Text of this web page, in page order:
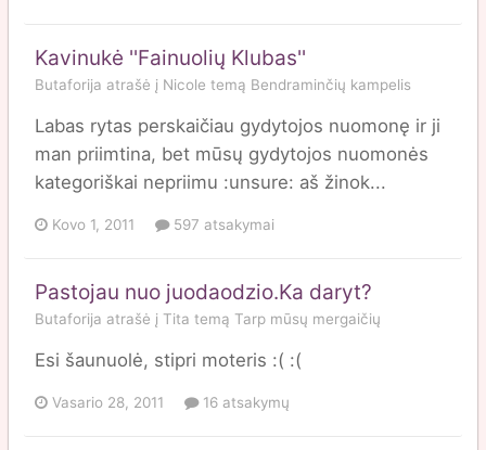
Kavinukė ''Fainuolių Klubas''
Butaforija atrašė į Nicole temą Bendraminčių kampelis
Labas rytas perskaičiau gydytojos nuomonę ir ji
man priimtina, bet mūsų gydytojos nuomonės
kategoriškai nepriimu :unsure: aš žinok...
Kovo 1, 2011 597 atsakymai
Pastojau nuo juodaodzio.Ka daryt?
Butaforija atrašė į Tita temą Tarp mūsų mergaičių
Esi šaunuolė, stipri moteris :( :(
Vasario 28, 2011 16 atsakymų